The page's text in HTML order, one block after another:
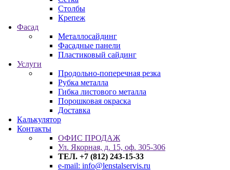
Столбы
Крепеж
Фасад
Металлосайдинг
Фасадные панели
Пластиковый сайдинг
Услуги
Продольно-поперечная резка
Рубка металла
Гибка листового металла
Порошковая окраска
Доставка
Калькулятор
Контакты
ОФИС ПРОДАЖ
Ул. Якорная, д. 15, оф. 305-306
ТЕЛ. +7 (812) 243-15-33
e-mail: info@lenstalservis.ru